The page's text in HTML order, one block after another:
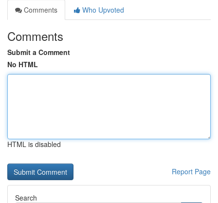
Comments
Who Upvoted
Comments
Submit a Comment
No HTML
HTML is disabled
Report Page
Search